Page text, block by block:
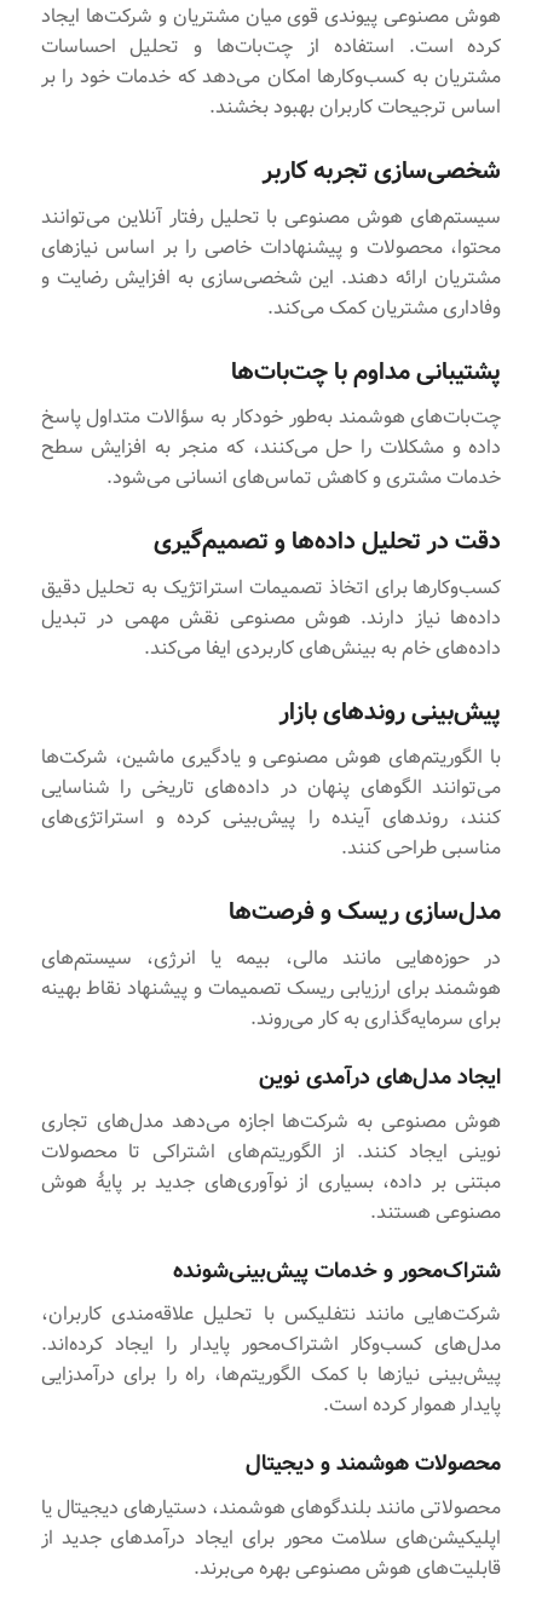
هوش مصنوعی پیوندی قوی میان مشتریان و شرکت‌ها ایجاد
کرده است. استفاده از چت‌بات‌ها و تحلیل احساسات
مشتریان به کسب‌وکارها امکان می‌دهد که خدمات خود را بر
اساس ترجیحات کاربران بهبود بخشند.
شخصی‌سازی تجربه کاربر
سیستم‌های هوش مصنوعی با تحلیل رفتار آنلاین می‌توانند
محتوا، محصولات و پیشنهادات خاصی را بر اساس نیازهای
مشتریان ارائه دهند. این شخصی‌سازی به افزایش رضایت و
وفاداری مشتریان کمک می‌کند.
پشتیبانی مداوم با چت‌بات‌ها
چت‌بات‌های هوشمند به‌طور خودکار به سؤالات متداول پاسخ
داده و مشکلات را حل می‌کنند، که منجر به افزایش سطح
خدمات مشتری و کاهش تماس‌های انسانی می‌شود.
دقت در تحلیل داده‌ها و تصمیم‌گیری
کسب‌وکارها برای اتخاذ تصمیمات استراتژیک به تحلیل دقیق
داده‌ها نیاز دارند. هوش مصنوعی نقش مهمی در تبدیل
داده‌های خام به بینش‌های کاربردی ایفا می‌کند.
پیش‌بینی روندهای بازار
با الگوریتم‌های هوش مصنوعی و یادگیری ماشین، شرکت‌ها
می‌توانند الگوهای پنهان در داده‌های تاریخی را شناسایی
کنند، روندهای آینده را پیش‌بینی کرده و استراتژی‌های
مناسبی طراحی کنند.
مدل‌سازی ریسک و فرصت‌ها
در حوزه‌هایی مانند مالی، بیمه یا انرژی، سیستم‌های
هوشمند برای ارزیابی ریسک تصمیمات و پیشنهاد نقاط بهینه
برای سرمایه‌گذاری به کار می‌روند.
ایجاد مدل‌های درآمدی نوین
هوش مصنوعی به شرکت‌ها اجازه می‌دهد مدل‌های تجاری
نوینی ایجاد کنند. از الگوریتم‌های اشتراکی تا محصولات
مبتنی بر داده، بسیاری از نوآوری‌های جدید بر پایۀ هوش
مصنوعی هستند.
شتراک‌محور و خدمات پیش‌بینی‌شونده
شرکت‌هایی مانند نتفلیکس با تحلیل علاقه‌مندی کاربران،
مدل‌های کسب‌وکار اشتراک‌محور پایدار را ایجاد کرده‌اند.
پیش‌بینی نیازها با کمک الگوریتم‌ها، راه را برای درآمدزایی
پایدار هموار کرده است.
محصولات هوشمند و دیجیتال
محصولاتی مانند بلندگوهای هوشمند، دستیارهای دیجیتال یا
اپلیکیشن‌های سلامت محور برای ایجاد درآمدهای جدید از
قابلیت‌های هوش مصنوعی بهره می‌برند.